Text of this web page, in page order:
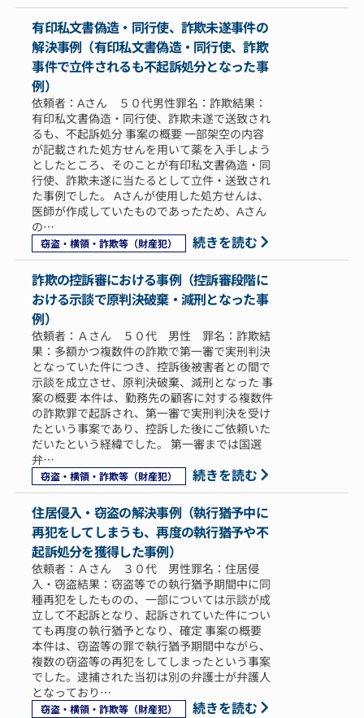
有印私文書偽造・同行使、詐欺未遂事件の
解決事例（有印私文書偽造・同行使、詐欺
事件で立件されるも不起訴処分となった事
例）
依頼者：Aさん ５０代男性罪名：詐欺結果：
有印私文書偽造・同行使、詐欺未遂で送致され
るも、不起訴処分 事案の概要 一部架空の内容
が記載された処方せんを用いて薬を入手しよう
としたところ、そのことが有印私文書偽造・同
行使、詐欺未遂に当たるとして立件・送致され
た事例でした。 Aさんが使用した処方せんは、
医師が作成していたものであったため、Aさん
の…
窃盗・横領・詐欺等（財産犯）
続きを読む
詐欺の控訴審における事例（控訴審段階に
おける示談で原判決破棄・減刑となった事
例）
依頼者：Ａさん ５０代 男性 罪名：詐欺結
果：多額かつ複数件の詐欺で第一審で実刑判決
となっていた件につき、控訴後被害者との間で
示談を成立させ、原判決破棄、減刑となった 事
案の概要 本件は、勤務先の顧客に対する複数件
の詐欺罪で起訴され、第一審で実刑判決を受け
たという事案であり、控訴した後にご依頼いた
だいたという経緯でした。 第一審までは国選
弁…
窃盗・横領・詐欺等（財産犯）
続きを読む
住居侵入・窃盗の解決事例（執行猶予中に
再犯をしてしまうも、再度の執行猶予や不
起訴処分を獲得した事例）
依頼者：Ａさん ３０代 男性罪名：住居侵
入・窃盗結果：窃盗等での執行猶予期間中に同
種再犯をしたものの、一部については示談が成
立して不起訴となり、起訴されていた件につい
ても再度の執行猶予となり、確定 事案の概要
本件は、窃盗等の罪で執行猶予期間中ながら、
複数の窃盗等の再犯をしてしまったという事案
でした。逮捕された当初は別の弁護士が弁護人
となっており…
窃盗・横領・詐欺等（財産犯）
続きを読む